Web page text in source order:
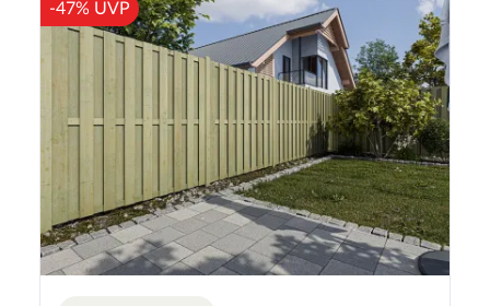
-47% UVP